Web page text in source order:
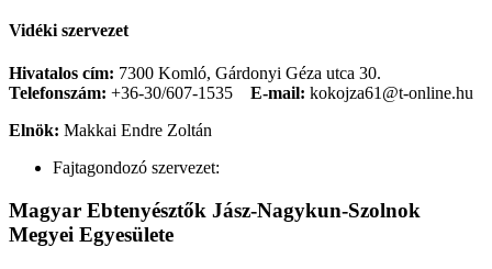
Vidéki szervezet
Hivatalos cím: 7300 Komló, Gárdonyi Géza utca 30.
Telefonszám: +36-30/607-1535 E-mail: kokojza61@t-online.hu
Elnök: Makkai Endre Zoltán
Fajtagondozó szervezet:
Magyar Ebtenyésztők Jász-Nagykun-Szolnok
Megyei Egyesülete